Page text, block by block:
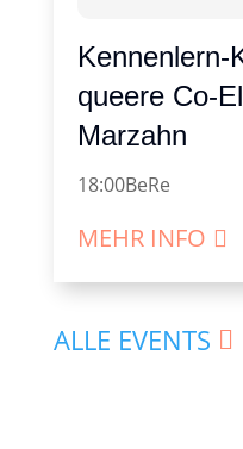
Kennenlern-
queere Co-
Marzahn
18:00BeRe
MEHR INFO
ALLE EVENTS